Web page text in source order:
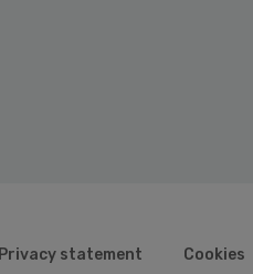
Privacy statement Cookies